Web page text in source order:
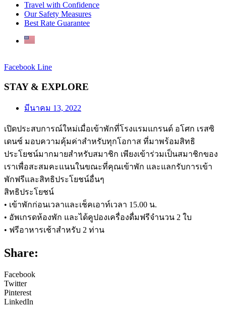
Travel with Confidence
Our Safety Measures
Best Rate Guarantee
Facebook Line
STAY & EXPLORE
มีนาคม 13, 2022
เปิดประสบการณ์ใหม่เมื่อเข้าพักที่โรงแรมแกรนด์ อโศก เรสซิ
เดนซ์ มอบความคุ้มค่าสำหรับทุกโอกาส ที่มาพร้อมสิทธิ
ประโยชน์มากมายสำหรับสมาชิก เพียงเข้าร่วมเป็นสมาชิกของ
เราเพื่อสะสมคะแนนในขณะที่คุณเข้าพัก และแลกรับการเข้า
พักฟรีและสิทธิประโยชน์อื่นๆ
สิทธิประโยชน์
• เข้าพักก่อนเวลาและเช็คเอาท์เวลา 15.00 น.
• อัพเกรดห้องพัก และได้คูปองเครื่องดื่มฟรีจำนวน 2 ใบ
• ฟรีอาหารเช้าสำหรับ 2 ท่าน
Share:
Facebook
Twitter
Pinterest
LinkedIn